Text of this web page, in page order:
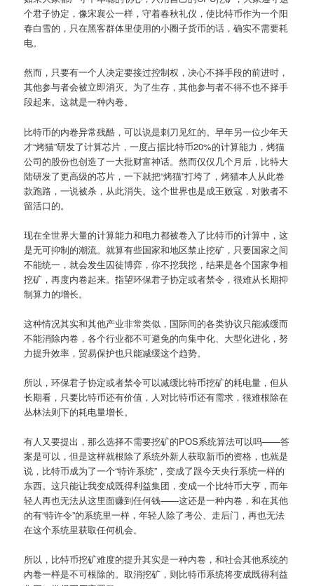
个君子协定，像宋襄公一样，守着春秋礼仪，使比特币作为一个阳
春白雪的，只在黑客群体里使用的小圈子货币的话，确实不需要耗
电。
然而，只要有一个人决定要接过控制权，决心不择手段的前进时，
其他参与者会被立即消灭。为了生存，其他参与者不得不也不择手
段起来。这就是一种内卷。
比特币的内卷异常残酷，可以说是刺刀见红的。早年另一位少年天
才“烤猫”研发了计算芯片，一度占据比特币20%的计算能力，烤猫
公司的股份也创造了一大批财富神话。然而仅仅几个月后，比特大
陆研发了更高级的芯片，一下就把“烤猫”打垮了，烤猫本人从此卷
款跑路，一说被杀，从此消失。这个世界也是成王败寇，对败者不
留活口的。
现在全世界大量的计算能力和电力都被卷入了比特币的计算中，这
是无可抑制的潮流。就算有些国家和地区禁止挖矿，只要国家之间
不能统一，就会发生囚徒博弈，你不挖我挖，结果是各个国家争相
挖矿，再度内卷起来。指望环保君子协定或者禁令，很难从长期抑
制算力的增长。
这种情况其实和其他产业非常类似，国际间的各类协议只能减缓而
不能消除内卷，各个行业都不可避免的向集中化、大型化进化，努
力提升效率，贸易保护也只能减缓这个趋势。
所以，环保君子协定或者禁令可以减缓比特币挖矿的耗电量，但从
长期看，只要比特币还有价值，人对比特币还有需求，很难根除在
丛林法则下的耗电量增长。
有人又要提出，那么选择不需要挖矿的POS系统算法可以吗——答
案是可以，但是这样就根除了系统外新人获取新币的资格，也就是
说，比特币成为了一个“特许系统”，变成了跟今天央行系统一样的
东西。这只能让我变成既得利益集团，变成一个比特币大亨，而年
轻人再也无法从这里面赚到任何钱——这还是一种内卷，和在其他
的有“特许令”的系统里一样，年轻人除了考公、走后门，再也无法
在这个系统里获取任何机会。
所以，比特币挖矿难度的提升其实是一种内卷，和社会其他系统的
内卷一样是不可根除的。取消挖矿，则比特币系统将变成既得利益